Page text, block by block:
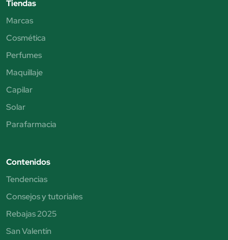
Tiendas
Marcas
Cosmética
Perfumes
Maquillaje
Capilar
Solar
Parafarmacia
Contenidos
Tendencias
Consejos y tutoriales
Rebajas 2025
San Valentín